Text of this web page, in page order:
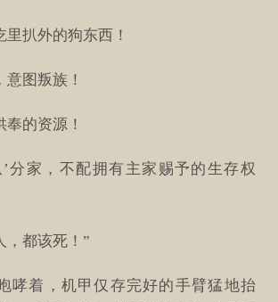
里扒外的狗东西！
图叛族！
的资源！
’分家，不配拥有主家赐予的生存权
，都该死！”
哮着，机甲仅存完好的手臂猛地抬